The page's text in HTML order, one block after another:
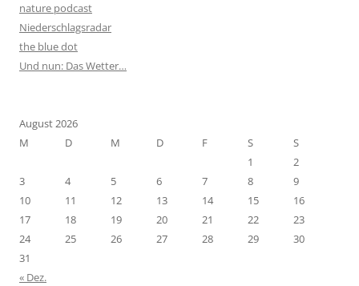
nature podcast
Niederschlagsradar
the blue dot
Und nun: Das Wetter…
August 2026
M
D M D F S
S
1
2
3
4 5 6 7 8
9
10
11 12 13 14 15
16
17
18 19 20 21 22
23
24
25 26 27 28 29
30
31
« Dez.